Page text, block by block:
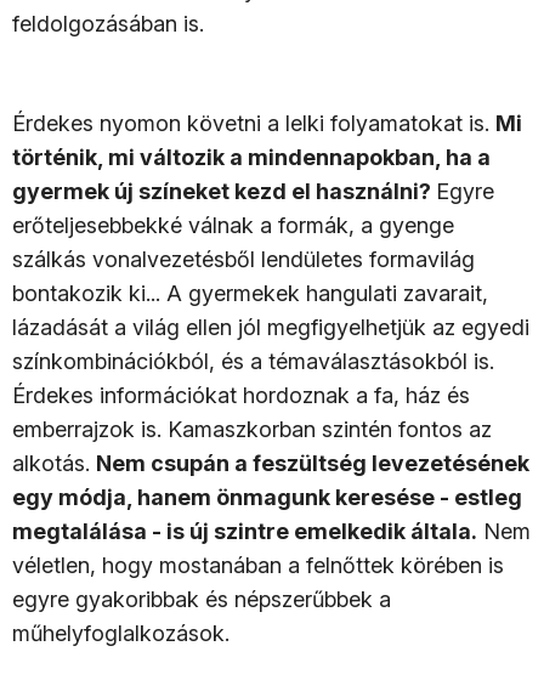
feldolgozásában is.
Érdekes nyomon követni a lelki folyamatokat is. Mi
történik, mi változik a mindennapokban, ha a
gyermek új színeket kezd el használni? Egyre
erőteljesebbekké válnak a formák, a gyenge
szálkás vonalvezetésből lendületes formavilág
bontakozik ki... A gyermekek hangulati zavarait,
lázadását a világ ellen jól megfigyelhetjük az egyedi
színkombinációkból, és a témaválasztásokból is.
Érdekes információkat hordoznak a fa, ház és
emberrajzok is. Kamaszkorban szintén fontos az
alkotás. Nem csupán a feszültség levezetésének
egy módja, hanem önmagunk keresése - estleg
megtalálása - is új szintre emelkedik általa. Nem
véletlen, hogy mostanában a felnőttek körében is
egyre gyakoribbak és népszerűbbek a
műhelyfoglalkozások.